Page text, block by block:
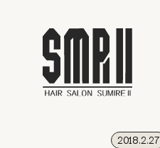
2018.2.27